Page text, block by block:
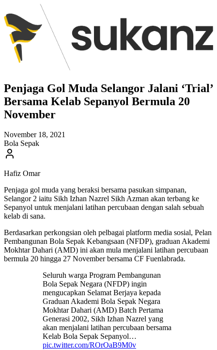
Penjaga Gol Muda Selangor Jalani ‘Trial’
Bersama Kelab Sepanyol Bermula 20
November
November 18, 2021
Bola Sepak
Hafiz Omar
Penjaga gol muda yang beraksi bersama pasukan simpanan,
Selangor 2 iaitu Sikh Izhan Nazrel Sikh Azman akan terbang ke
Sepanyol untuk menjalani latihan percubaan dengan salah sebuah
kelab di sana.
Berdasarkan perkongsian oleh pelbagai platform media sosial, Pelan
Pembangunan Bola Sepak Kebangsaan (NFDP), graduan Akademi
Mokhtar Dahari (AMD) ini akan mula menjalani latihan percubaan
bermula 20 hingga 27 November bersama CF Fuenlabrada.
Seluruh warga Program Pembangunan
Bola Sepak Negara (NFDP) ingin
mengucapkan Selamat Berjaya kepada
Graduan Akademi Bola Sepak Negara
Mokhtar Dahari (AMD) Batch Pertama
Generasi 2002, Sikh Izhan Nazrel yang
akan menjalani latihan percubaan bersama
Kelab Bola Sepak Sepanyol…
pic.twitter.com/ROrOaB9M0v